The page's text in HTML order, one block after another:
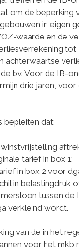
om de beperking
in eigen
waarde en de
tot
achterwaartse
bv. Voor de IB-
drie jaren, voor
bepleiten dat:
tarief in box 1;
in box 2 voor
in belastingdruk
tussen de
verkleind wordt.
van de in het
voor het mkb